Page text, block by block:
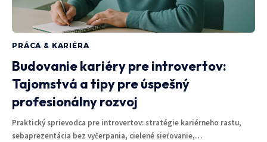
PRÁCA & KARIÉRA
Budovanie kariéry pre introvertov:
Tajomstvá a tipy pre úspešný
profesionálny rozvoj
Praktický sprievodca pre introvertov: stratégie kariérneho rastu,
sebaprezentácia bez vyčerpania, cielené sieťovanie,…